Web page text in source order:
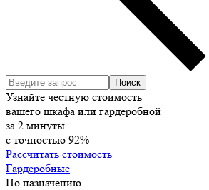
Узнайте честную стоимость
вашего шкафа или гардеробной
за 2 минуты
с точностью 92%
Рассчитать стоимость
Гардеробные
По назначению